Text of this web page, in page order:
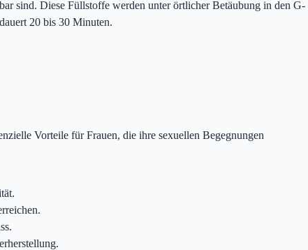
sind. Diese Füllstoffe werden unter örtlicher Betäubung in den G-
20 bis 30 Minuten.
Vorteile für Frauen, die ihre sexuellen Begegnungen